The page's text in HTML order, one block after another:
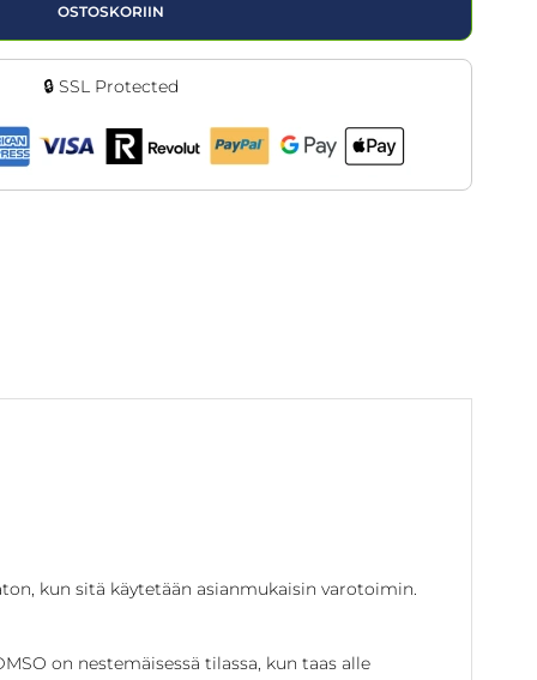
OSTOSKORIIN
🔒 SSL Protected
kun sitä käytetään asianmukaisin varotoimin.
on nestemäisessä tilassa, kun taas alle